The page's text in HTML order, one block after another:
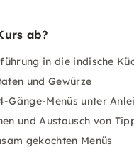
ab?
in die indische
und Gewürze
Gänge-Menüs unter
und Austausch von
gekochten Menüs